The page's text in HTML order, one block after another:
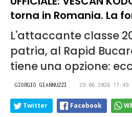
torna in Romania. La
L'attaccante classe
patria, al Rapid
tiene una opzione:
GIORGIO GIANNUZZI 29.06.2026 17:49
Twitter Facebook